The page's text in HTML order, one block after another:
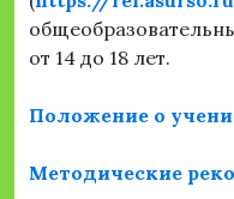
от 14 до 18 лет.
Положение о
Методические